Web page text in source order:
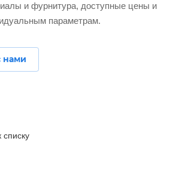
и фурнитура, доступные цены и
параметрам.
нами
списку